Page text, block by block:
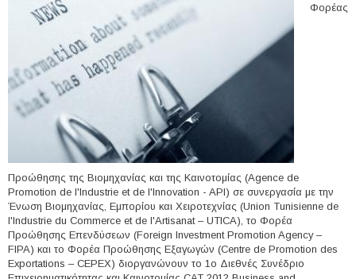
Φορέας
Προώθησης της Βιομηχανίας και της Καινοτομίας (Agence de
Promotion de l'Industrie et de l'Innovation - API) σε συνεργασία με την
Ένωση Βιομηχανίας, Εμπορίου και Χειροτεχνίας (Union Tunisienne de
l'Industrie du Commerce et de l'Artisanat – UTICA), το Φορέα
Προώθησης Επενδύσεων (Foreign Investment Promotion Agency –
FIPA) και το Φορέα Προώθησης Εξαγωγών (Centre de Promotion des
Exportations – CEPEX) διοργανώνουν το 1ο Διεθνές Συνέδριο